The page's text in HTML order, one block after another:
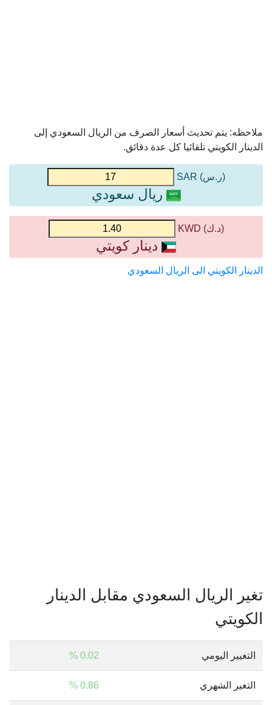
ملاحظه: يتم تحديث أسعار الصرف من الريال السعودي إلى
الدينار الكويتي تلقائيا كل عدة دقائق.
(ر.س) SAR
ريال سعودي
(د.ك) KWD
دينار كويتي
الدينار الكويتي الى الريال السعودي
تغير الريال السعودي مقابل الدينار
الكويتي
التغيير اليومي 0.02 %
التغير الشهري 0.86 %